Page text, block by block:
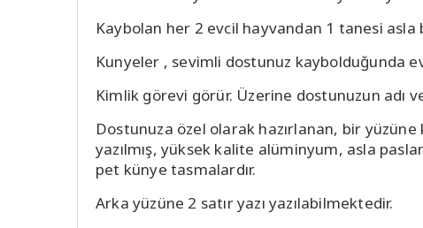
Kaybolan her 2 evcil hayvandan 1 tanesi asla
Kunyeler , sevimli dostunuz kaybolduğunda
Kimlik görevi görür. Üzerine dostunuzun adı
Dostunuza özel olarak hazırlanan, bir
yazılmış, yüksek kalite alüminyum, asla
pet künye tasmalardır.
Arka yüzüne 2 satır yazı yazılabilmektedir.